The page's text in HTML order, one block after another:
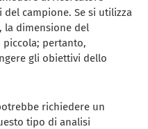
del campione. Se si utilizza
la dimensione del
pertanto,
gli obiettivi dello
richiedere un
tipo di analisi